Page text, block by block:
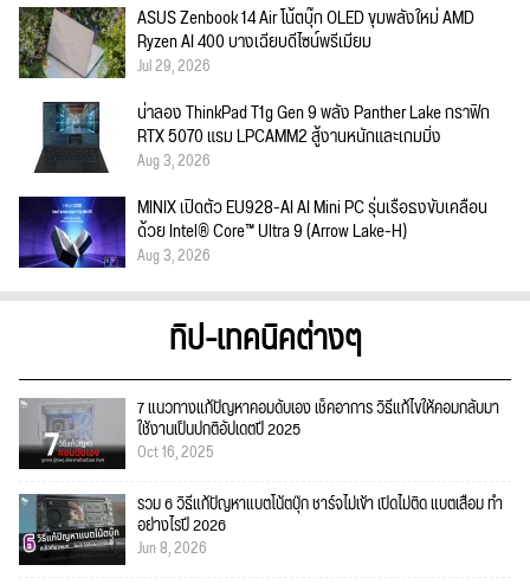
ASUS Zenbook 14 Air โน้ตบุ๊ก OLED ขุมพลังใหม่ AMD
Ryzen AI 400 บางเฉียบดีไซน์พรีเมียม
Jul 29, 2026
น่าลอง ThinkPad T1g Gen 9 พลัง Panther Lake กราฟิก
RTX 5070 แรม LPCAMM2 สู้งานหนักและเกมมิ่ง
Aug 3, 2026
MINIX เปิดตัว EU928-AI AI Mini PC รุ่นเรือธงขับเคลื่อน
ด้วย Intel® Core™ Ultra 9 (Arrow Lake-H)
Aug 3, 2026
ทิป-เทคนิคต่างๆ
7 แนวทางแก้ปัญหาคอมดับเอง เช็คอาการ วิธีแก้ไขให้คอมกลับมา
ใช้งานเป็นปกติอัปเดตปี 2025
Oct 16, 2025
รวม 6 วิธีแก้ปัญหาแบตโน้ตบุ๊ก ชาร์จไม่เข้า เปิดไม่ติด แบตเสื่อม ทำ
อย่างไรปี 2026
Jun 8, 2026